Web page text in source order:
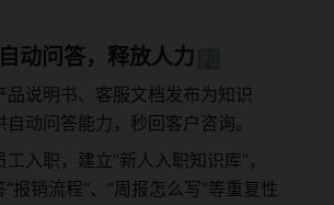
动问答，释放人力🏢
品说明书、客服文档发布为知识
动问答能力，秒回客户咨询。
工入职，建立“新人入职知识库”，
报销流程”、“周报怎么写”等重复性